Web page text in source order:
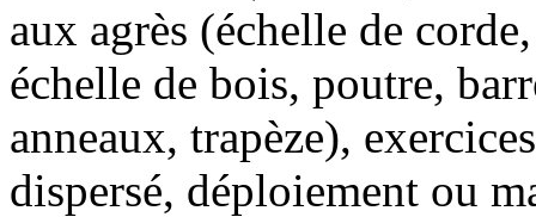
aux agrès (échelle de
échelle de bois, poutre,
anneaux, trapèze),
dispersé, déploiement ou